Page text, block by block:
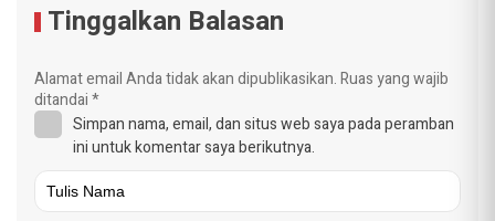
Tinggalkan Balasan
Alamat email Anda tidak akan dipublikasikan.Ruas yang wajib
ditandai*
Simpan nama, email, dan situs web saya pada peramban
ini untuk komentar saya berikutnya.